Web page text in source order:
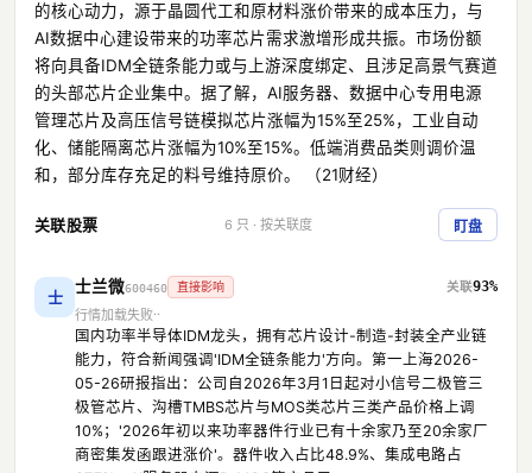
的核心动力，源于晶圆代工和原材料涨价带来的成本压力，与
AI数据中心建设带来的功率芯片需求激增形成共振。市场份额
将向具备IDM全链条能力或与上游深度绑定、且涉足高景气赛道
的头部芯片企业集中。据了解，AI服务器、数据中心专用电源
管理芯片及高压信号链模拟芯片涨幅为15%至25%，工业自动
化、储能隔离芯片涨幅为10%至15%。低端消费品类则调价温
和，部分库存充足的料号维持原价。 （21财经）
关联股票 6 只 · 按关联度 盯盘
士
士兰微600460 直接影响
93%
行情加载失败
国内功率半导体IDM龙头，拥有芯片设计-制造-封装全产业链
能力，符合新闻强调'IDM全链条能力'方向。第一上海2026-
05-26研报指出：公司自2026年3月1日起对小信号二极管三
极管芯片、沟槽TMBS芯片与MOS类芯片三类产品价格上调
10%；'2026年初以来功率器件行业已有十余家乃至20余家厂
商密集发函跟进涨价'。器件收入占比48.9%、集成电路占